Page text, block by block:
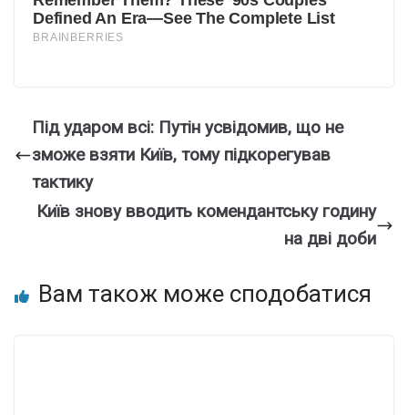
Під ударом всі: Путін усвідомив, що не
зможе взяти Київ, тому підкорегував
тактику
Київ знову вводить комендантську годину
на дві доби
Вам також може сподобатися